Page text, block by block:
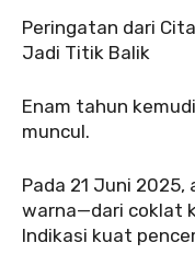
‎‎Peringatan dari
Jadi Titik Balik
‎Enam tahun
muncul.
‎‎Pada 21 Juni 2025,
warna—dari coklat
Indikasi kuat